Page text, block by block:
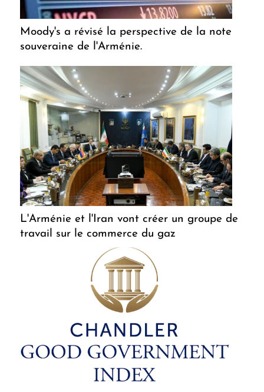
Moody's a révisé la perspective de la note
souveraine de l'Arménie.
L'Arménie et l'Iran vont créer un groupe de
travail sur le commerce du gaz